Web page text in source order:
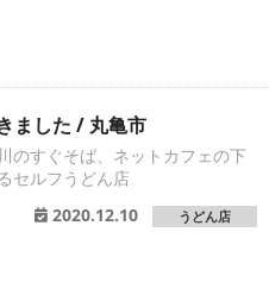
ました / 丸亀市
のすぐそば、ネットカフェの下
セルフうどん店
2020.12.10
うどん店